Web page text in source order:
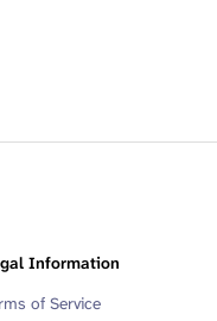
Information
of Service